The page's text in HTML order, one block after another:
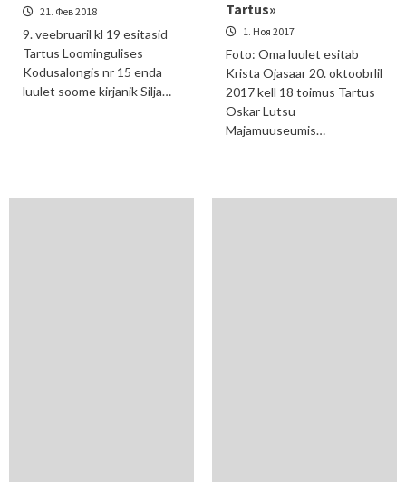
21. Фев 2018
9. veebruaril kl 19 esitasid
Tartus Loomingulises
Kodusalongis nr 15 enda
luulet soome kirjanik Silja…
Tartus»
1. Ноя 2017
Foto: Oma luulet esitab
Krista Ojasaar 20. oktoobrlil
2017 kell 18 toimus Tartus
Oskar Lutsu
Majamuuseumis…